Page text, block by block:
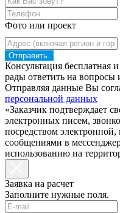
Фото или проект
Отправить.
Консультация бесплатная
рады ответить на вопросы
Отправляя данные Вы
персональной данных
«Заказчик подтверждает
электронных писем,
посредством
сообщениями в
использованию на
Заявка на расчет
Заполните нужные поля.